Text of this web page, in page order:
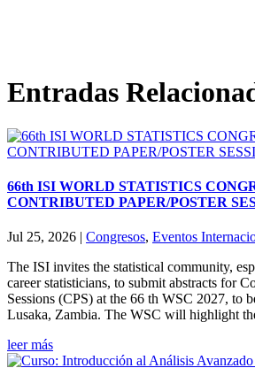
Entradas
66th ISI WORLD STATISTICS
CONTRIBUTED PAPER/POSTER
Jul 25, 2026 | Congresos, Eventos
The ISI invites the statistical community,
career statisticians, to submit abstracts for
Sessions (CPS) at the 66 th WSC 2027, to
Lusaka, Zambia. The WSC will highlight
leer más